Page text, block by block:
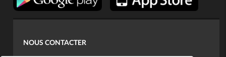
NOUS CONTACTER